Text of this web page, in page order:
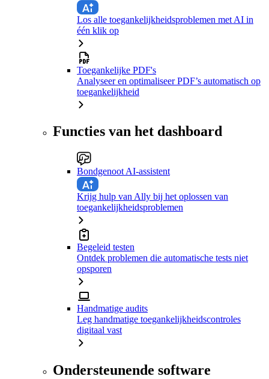
Los alle toegankelijkheidsproblemen met AI in
één klik op
Toegankelijke PDF's
Analyseer en optimaliseer PDF’s automatisch op
toegankelijkheid
Functies van het dashboard
Bondgenoot AI-assistent
Krijg hulp van Ally bij het oplossen van
toegankelijkheidsproblemen
Begeleid testen
Ontdek problemen die automatische tests niet
opsporen
Handmatige audits
Leg handmatige toegankelijkheidscontroles
digitaal vast
Ondersteunende software